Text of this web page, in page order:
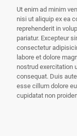
Ut enim ad minim
nisi ut aliquip ex ea
reprehenderit in
pariatur. Excepteur
consectetur
labore et dolore
nostrud exercitation
consequat. Duis
esse cillum dolore
cupidatat non